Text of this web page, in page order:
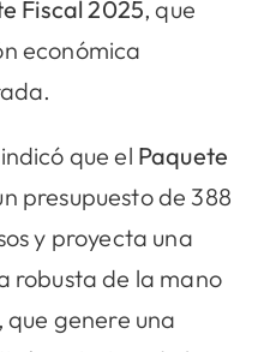
Fiscal 2025, que
económica
que el Paquete
presupuesto de 388
y proyecta una
robusta de la mano
que genere una